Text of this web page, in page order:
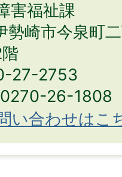
害福祉課
崎市今泉町
27-2753
26-1808
い合わせはこ